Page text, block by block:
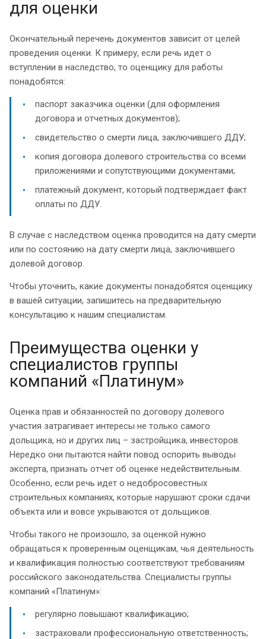
для оценки
Окончательный перечень документов зависит от целей
проведения оценки. К примеру, если речь идет о
вступлении в наследство, то оценщику для работы
понадобятся:
паспорт заказчика оценки (для оформления
договора и отчетных документов);
свидетельство о смерти лица, заключившего ДДУ;
копия договора долевого строительства со всеми
приложениями и сопутствующими документами;
платежный документ, который подтверждает факт
оплаты по ДДУ.
В случае с наследством оценка проводится на дату смерти
или по состоянию на дату смерти лица, заключившего
долевой договор.
Чтобы уточнить, какие документы понадобятся оценщику
в вашей ситуации, запишитесь на предварительную
консультацию к нашим специалистам.
Преимущества оценки у
специалистов группы
компаний «Платинум»
Оценка прав и обязанностей по договору долевого
участия затрагивает интересы не только самого
дольщика, но и других лиц – застройщика, инвесторов.
Нередко они пытаются найти повод оспорить выводы
эксперта, признать отчет об оценке недействительным.
Особенно, если речь идет о недобросовестных
строительных компаниях, которые нарушают сроки сдачи
объекта или и вовсе укрываются от дольщиков.
Чтобы такого не произошло, за оценкой нужно
обращаться к проверенным оценщикам, чья деятельность
и квалификация полностью соответствуют требованиям
российского законодательства. Специалисты группы
компаний «Платинум»:
регулярно повышают квалификацию;
застраховали профессиональную ответственность;